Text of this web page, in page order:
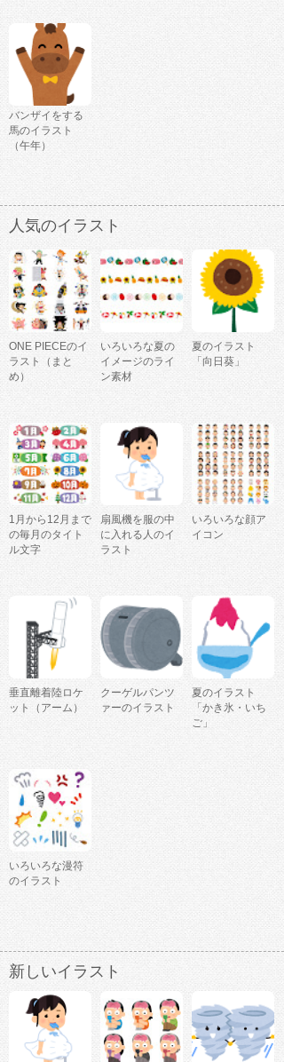
バンザイをする
馬のイラスト
（午年）
人気のイラスト
ONE PIECEのイ
ラスト（まと
め）
いろいろな夏の
イメージのライ
ン素材
夏のイラスト
「向日葵」
1月から12月まで
の毎月のタイト
ル文字
扇風機を服の中
に入れる人のイ
ラスト
いろいろな顔ア
イコン
垂直離着陸ロケ
ット（アーム）
クーゲルパンツ
ァーのイラスト
夏のイラスト
「かき氷・いち
ご」
いろいろな漫符
のイラスト
新しいイラスト